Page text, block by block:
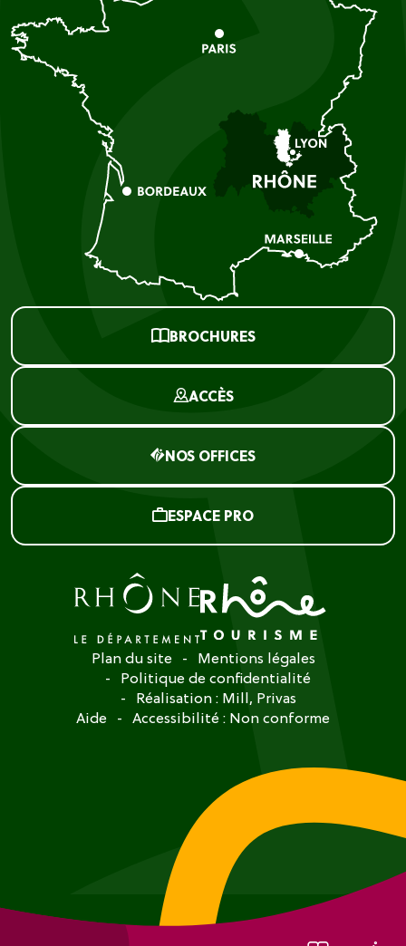
BROCHURES
ACCÈS
NOS OFFICES
ESPACE PRO
Plan du site
Mentions légales
Politique de confidentialité
Réalisation : Mill, Privas
Aide
Accessibilité : Non conforme